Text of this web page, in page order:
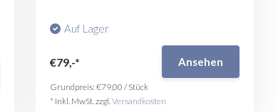
Auf Lager
€79,-* Ansehen
Grundpreis:€79,00 / Stück
* Inkl. MwSt. zzgl.Versandkosten